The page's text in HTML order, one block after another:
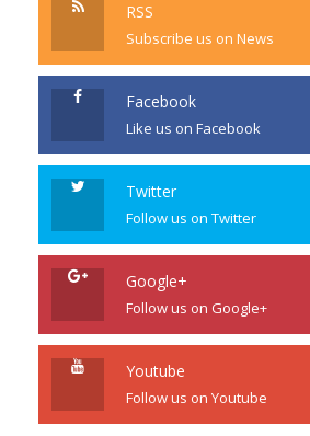
RSS
Subscribe us on News
Facebook
Like us on Facebook
Twitter
Follow us on Twitter
Google+
Follow us on Google+
Youtube
Follow us on Youtube